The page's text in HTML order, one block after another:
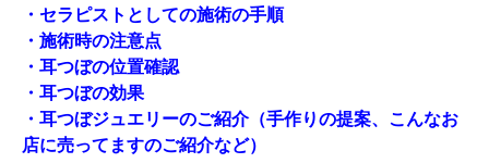
・セラピストとしての施術の手順
・施術時の注意点
・耳つぼの位置確認
・耳つぼの効果
・耳つぼジュエリーのご紹介（手作りの提案、こんなお
店に売ってますのご紹介など）